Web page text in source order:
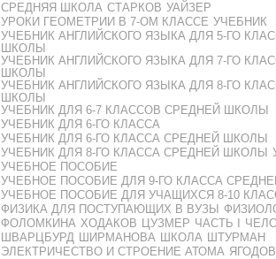
СРЕДНЯЯ ШКОЛА СТАРКОВ УАЙЗЕР
УРОКИ ГЕОМЕТРИИ В 7-ОМ КЛАССЕ УЧЕБНИК
УЧЕБНИК АНГЛИЙСКОГО ЯЗЫКА ДЛЯ 5-ГО
ШКОЛЫ
УЧЕБНИК АНГЛИЙСКОГО ЯЗЫКА ДЛЯ 7-ГО
ШКОЛЫ
УЧЕБНИК АНГЛИЙСКОГО ЯЗЫКА ДЛЯ 8-ГО
ШКОЛЫ
УЧЕБНИК ДЛЯ 6-7 КЛАССОВ СРЕДНЕЙ ШКОЛЫ
УЧЕБНИК ДЛЯ 6-ГО КЛАССА
УЧЕБНИК ДЛЯ 6-ГО КЛАССА СРЕДНЕЙ ШКОЛЫ
УЧЕБНИК ДЛЯ 8-ГО КЛАССА СРЕДНЕЙ ШКОЛЫ
УЧЕБНОЕ ПОСОБИЕ
УЧЕБНОЕ ПОСОБИЕ ДЛЯ 9-ГО КЛАССА
УЧЕБНОЕ ПОСОБИЕ ДЛЯ УЧАЩИХСЯ 8-10
ФИЗИКА ДЛЯ ПОСТУПАЮЩИХ В ВУЗЫ
ФОЛОМКИНА ХОДАКОВ ЦУЗМЕР ЧАСТЬ I
ШВАРЦБУРД ШИРМАНОВА ШКОЛА ШТУРМАН
ЭЛЕКТРИЧЕСТВО И СТРОЕНИЕ АТОМА